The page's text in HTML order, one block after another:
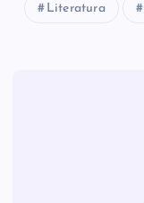
Literatura